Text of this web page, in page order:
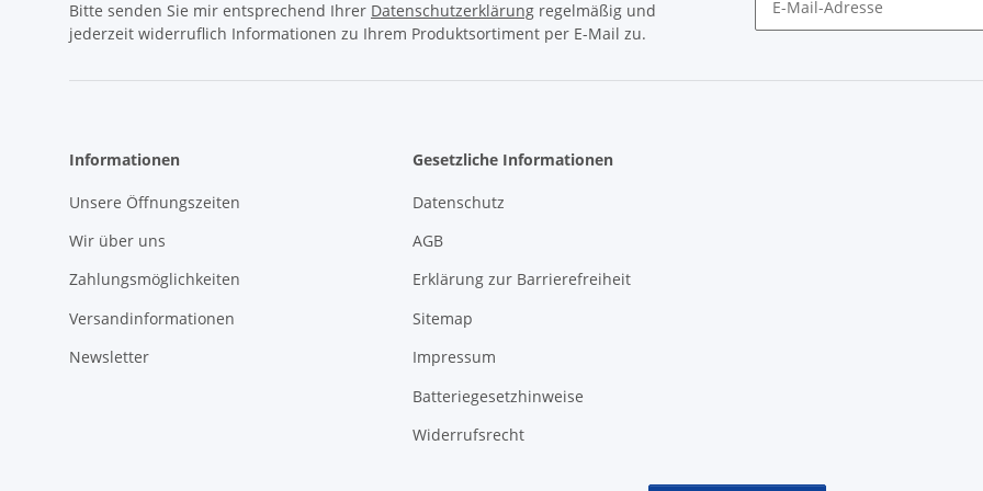
Bitte senden Sie mir entsprechend Ihrer Datenschutzerklärung regelmäßig und
jederzeit widerruflich Informationen zu Ihrem Produktsortiment per E-Mail zu.
Informationen
Unsere Öffnungszeiten
Wir über uns
Zahlungsmöglichkeiten
Versandinformationen
Newsletter
Gesetzliche Informationen
Datenschutz
AGB
Erklärung zur Barrierefreiheit
Sitemap
Impressum
Batteriegesetzhinweise
Widerrufsrecht